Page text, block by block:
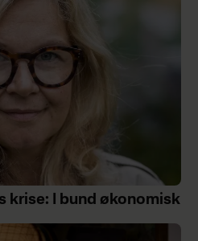
krise: I bund økonomisk